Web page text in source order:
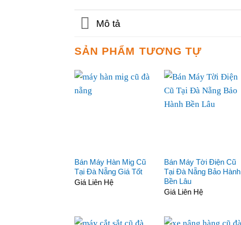
Mô tả
SẢN PHẨM TƯƠNG TỰ
Bán Máy Hàn Mig Cũ
Tại Đà Nẵng Giá Tốt
Giá Liên Hệ
Bán Máy Tời Điện Cũ
Tại Đà Nẵng Bảo Hành
Bền Lâu
Giá Liên Hệ